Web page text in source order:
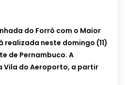
do Forró com o Maior
realizada neste domingo (11)
de Pernambuco. A
Vila do Aeroporto, a partir